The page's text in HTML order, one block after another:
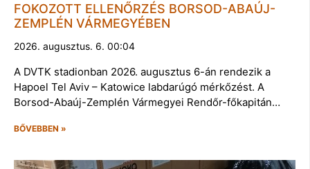
FOKOZOTT ELLENŐRZÉS BORSOD-ABAÚJ-
ZEMPLÉN VÁRMEGYÉBEN
2026. augusztus. 6. 00:04
A DVTK stadionban 2026. augusztus 6-án rendezik a
Hapoel Tel Aviv – Katowice labdarúgó mérkőzést. A
Borsod-Abaúj-Zemplén Vármegyei Rendőr-főkapitán…
BŐVEBBEN »